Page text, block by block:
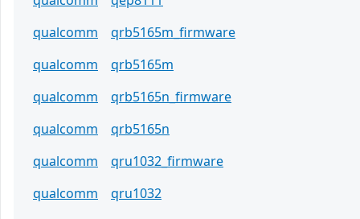
qualcomm
qrb5165m_firmware
qualcomm
qrb5165m
qualcomm
qrb5165n_firmware
qualcomm
qrb5165n
qualcomm
qru1032_firmware
qualcomm
qru1032